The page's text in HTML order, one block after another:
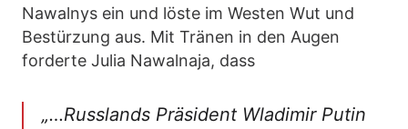
Nawalnys ein und löste im Westen Wut und
Bestürzung aus. Mit Tränen in den Augen
forderte Julia Nawalnaja, dass
„…Russlands Präsident Wladimir Putin